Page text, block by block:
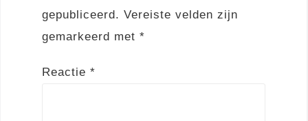
gepubliceerd. Vereiste velden zijn
gemarkeerd met *
Reactie *